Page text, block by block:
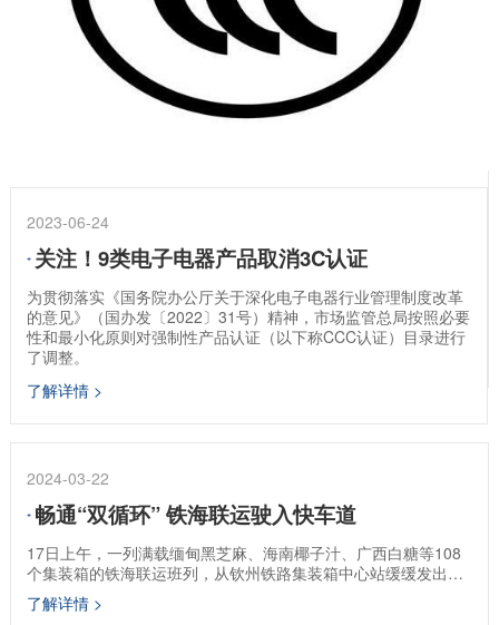
2023-06-24
关注！9类电子电器产品取消3C认证
为贯彻落实《国务院办公厅关于深化电子电器行业管理制度改革
的意见》（国办发〔2022〕31号）精神，市场监管总局按照必要
性和最小化原则对强制性产品认证（以下称CCC认证）目录进行
了调整。
了解详情 >
2024-03-22
畅通“双循环” 铁海联运驶入快车道
17日上午，一列满载缅甸黑芝麻、海南椰子汁、广西白糖等108
个集装箱的铁海联运班列，从钦州铁路集装箱中心站缓缓发出，
驶向四川城厢站，这是2024年西部陆海新通道开行的第2000列
铁海联运班列。
了解详情 >